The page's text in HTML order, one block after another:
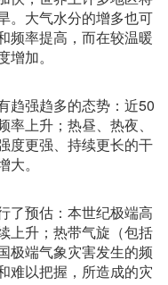
。大气水分的增多也可
频率提高，而在较温暖
加。
趋强趋多的态势：近50
上升；热昼、热夜、
度更强、持续更长的干
。
了预估：本世纪极端高
上升；热带气旋（包括
极端气象灾害发生的频
难以把握，所造成的灾